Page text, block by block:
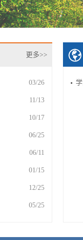
更多>>
03/26
11/13
10/17
06/25
06/11
01/15
12/25
05/25